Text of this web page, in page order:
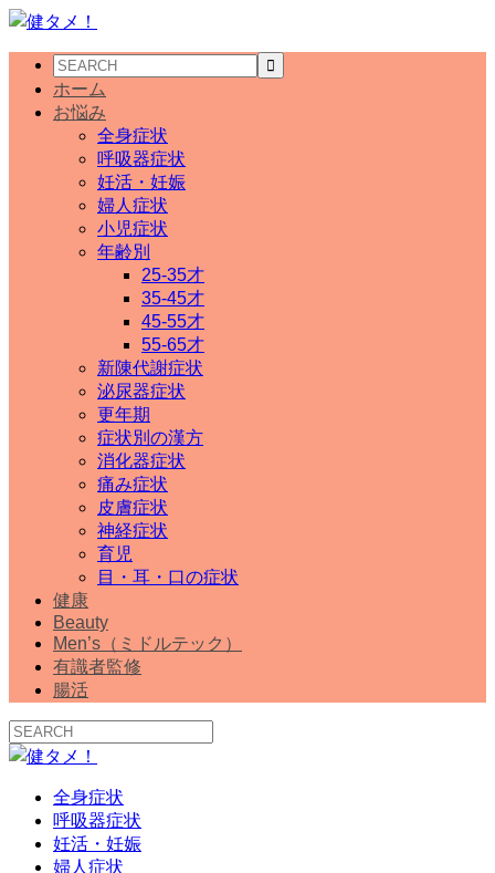
ホーム
お悩み
全身症状
呼吸器症状
妊活・妊娠
婦人症状
小児症状
年齢別
25-35才
35-45才
45-55才
55-65才
新陳代謝症状
泌尿器症状
更年期
症状別の漢方
消化器症状
痛み症状
皮膚症状
神経症状
育児
目・耳・口の症状
健康
Beauty
Men’s（ミドルテック）
有識者監修
腸活
全身症状
呼吸器症状
妊活・妊娠
婦人症状